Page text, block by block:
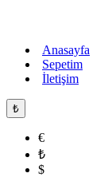
Anasayfa
Sepetim
İletişim
₺
€
₺
$